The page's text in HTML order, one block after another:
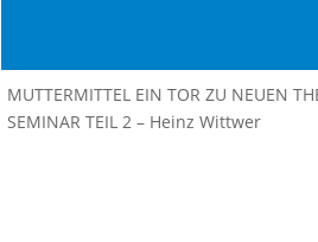
MUTTERMITTEL EIN TOR ZU NEUEN
SEMINAR TEIL 2 – Heinz Wittwer